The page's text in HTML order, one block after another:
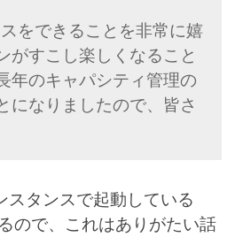
をできることを非常に嬉
がすこし楽しくなること
年のキャパシティ管理の
になりましたので、皆さ
スタンスで起動している
ので、これはありがたい話